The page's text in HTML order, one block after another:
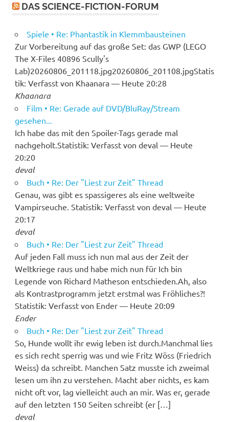
DAS SCIENCE-FICTION-FORUM
Spiele • Re: Phantastik in Klemmbausteinen
Zur Vorbereitung auf das große Set: das GWP (LEGO
The X-Files 40896 Scully's
Lab)20260806_201118.jpg20260806_201108.jpgStatis
tik: Verfasst von Khaanara — Heute 20:28
Khaanara
Film • Re: Gerade auf DVD/BluRay/Stream
gesehen...
Ich habe das mit den Spoiler-Tags gerade mal
nachgeholt.Statistik: Verfasst von deval — Heute
20:20
deval
Buch • Re: Der "Liest zur Zeit" Thread
Genau, was gibt es spassigeres als eine weltweite
Vampirseuche. Statistik: Verfasst von deval — Heute
20:17
deval
Buch • Re: Der "Liest zur Zeit" Thread
Auf jeden Fall muss ich nun mal aus der Zeit der
Weltkriege raus und habe mich nun für Ich bin
Legende von Richard Matheson entschieden.Ah, also
als Kontrastprogramm jetzt erstmal was Fröhliches?!
Statistik: Verfasst von Ender — Heute 20:09
Ender
Buch • Re: Der "Liest zur Zeit" Thread
So, Hunde wollt ihr ewig leben ist durch.Manchmal lies
es sich recht sperrig was und wie Fritz Wöss (Friedrich
Weiss) da schreibt. Manchen Satz musste ich zweimal
lesen um ihn zu verstehen. Macht aber nichts, es kam
nicht oft vor, lag vielleicht auch an mir. Was er, gerade
auf den letzten 150 Seiten schreibt (er […]
deval